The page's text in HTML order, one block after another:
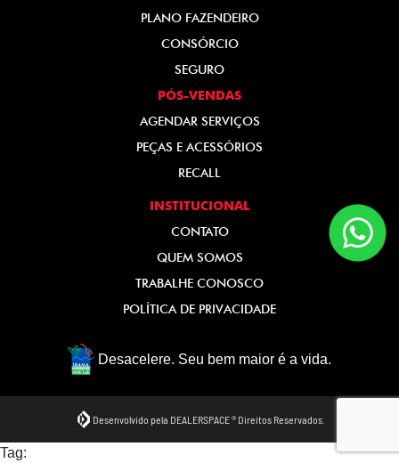
PLANO FAZENDEIRO
CONSÓRCIO
SEGURO
PÓS-VENDAS
AGENDAR SERVIÇOS
PEÇAS E ACESSÓRIOS
RECALL
INSTITUCIONAL
CONTATO
QUEM SOMOS
TRABALHE CONOSCO
POLÍTICA DE PRIVACIDADE
Desacelere. Seu bem maior é a vida.
Desenvolvido pela DEALERSPACE ® Direitos Reservados.
Tag: